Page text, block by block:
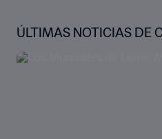
ÚLTIMAS NOTICIAS DE